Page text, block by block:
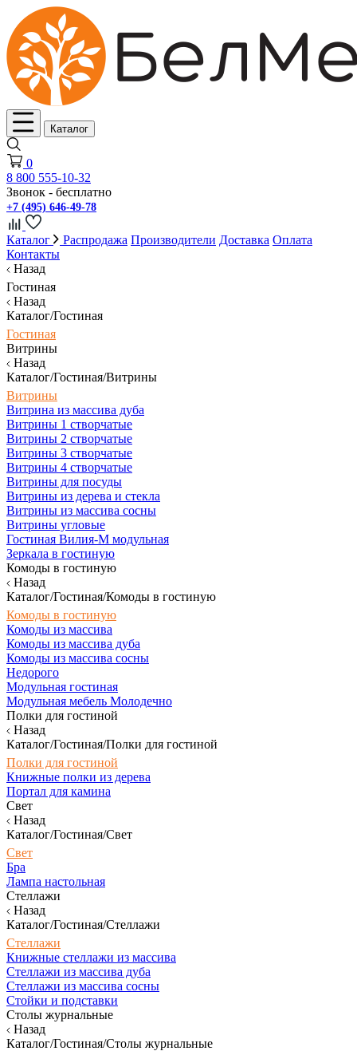
Каталог
0
8 800 555-10-32
Звонок - бесплатно
+7 (495) 646-49-78
Каталог Распродажа Производители Доставка Оплата
Контакты
Назад
Гостиная
Назад
Каталог/Гостиная
Гостиная
Витрины
Назад
Каталог/Гостиная/Витрины
Витрины
Витрина из массива дуба
Витрины 1 створчатые
Витрины 2 створчатые
Витрины 3 створчатые
Витрины 4 створчатые
Витрины для посуды
Витрины из дерева и стекла
Витрины из массива сосны
Витрины угловые
Гостиная Вилия-М модульная
Зеркала в гостиную
Комоды в гостиную
Назад
Каталог/Гостиная/Комоды в гостиную
Комоды в гостиную
Комоды из массива
Комоды из массива дуба
Комоды из массива сосны
Недорого
Модульная гостиная
Модульная мебель Молодечно
Полки для гостиной
Назад
Каталог/Гостиная/Полки для гостиной
Полки для гостиной
Книжные полки из дерева
Портал для камина
Свет
Назад
Каталог/Гостиная/Свет
Свет
Бра
Лампа настольная
Стеллажи
Назад
Каталог/Гостиная/Стеллажи
Стеллажи
Книжные стеллажи из массива
Стеллажи из массива дуба
Стеллажи из массива сосны
Стойки и подставки
Столы журнальные
Назад
Каталог/Гостиная/Столы журнальные